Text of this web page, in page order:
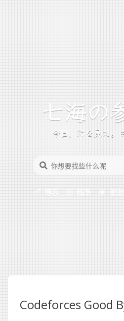
今日、海を見た。
博客 随笔 朋友
Codeforces Good